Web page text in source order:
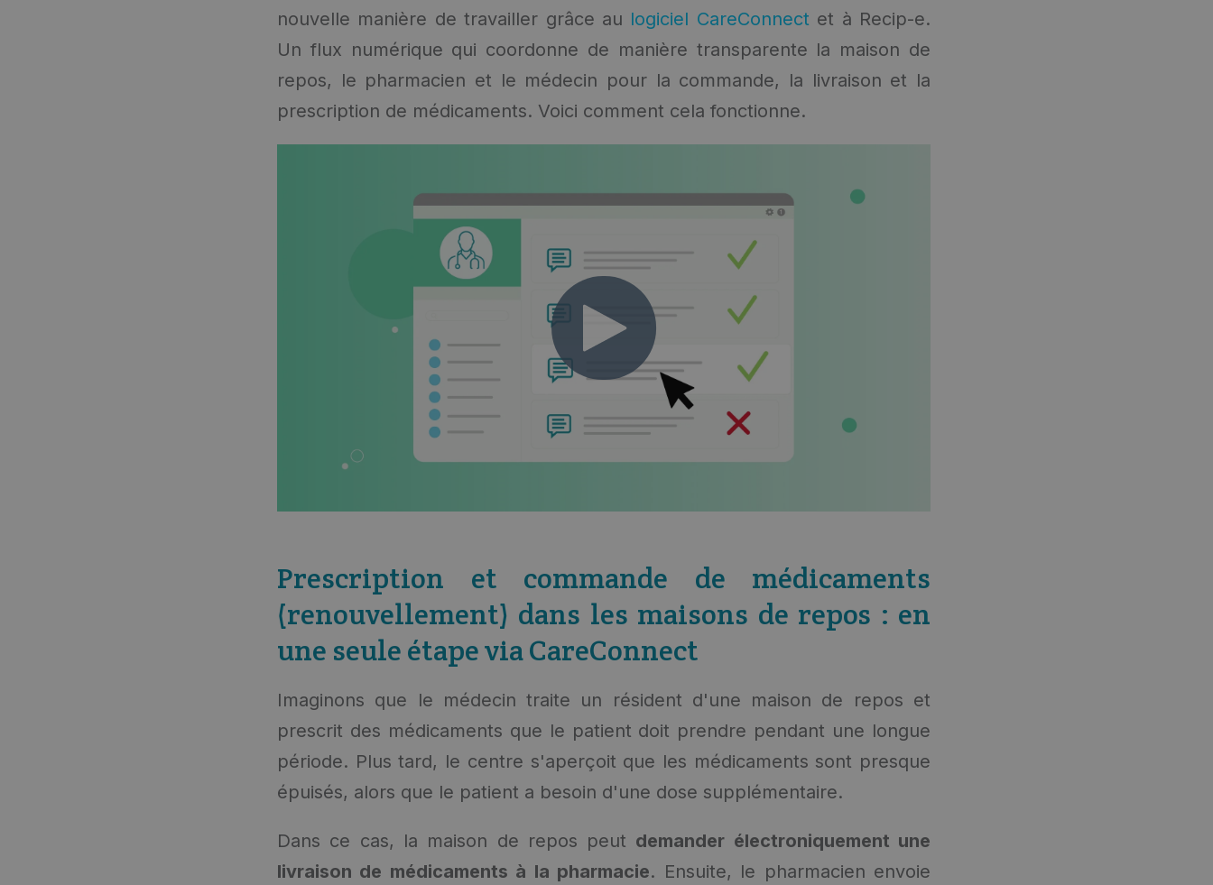
nouvelle manière de travailler grâce au logiciel CareConnect et à Recip-e.
Un flux numérique qui coordonne de manière transparente la maison de
repos, le pharmacien et le médecin pour la commande, la livraison et la
prescription de médicaments. Voici comment cela fonctionne.
Prescription et commande de médicaments
(renouvellement) dans les maisons de repos : en
une seule étape via CareConnect
Imaginons que le médecin traite un résident d'une maison de repos et
prescrit des médicaments que le patient doit prendre pendant une longue
période. Plus tard, le centre s'aperçoit que les médicaments sont presque
épuisés, alors que le patient a besoin d'une dose supplémentaire.
Dans ce cas, la maison de repos peut demander électroniquement une
livraison de médicaments à la pharmacie. Ensuite, le pharmacien envoie